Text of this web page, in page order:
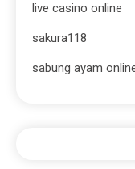
live casino online
sakura118
sabung ayam